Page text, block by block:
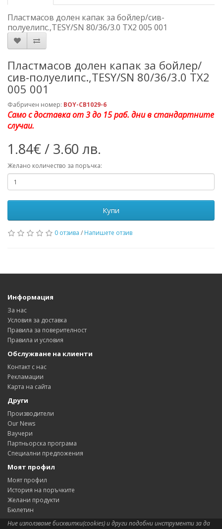
Пластмасов долен капак за бойлер/сив-
полуелипс.,TESY/SN 80/36/3.0 TX2 005 001
Пластмасов долен капак за бойлер/
сив-полуелипс.,TESY/SN 80/36/3.0 TX2
005 001
Фабричен номер: BOY-CB1029-6
Само с доставка от 3 до 15 раб. дни в стандартните
случаи.
1.84€ / 3.60 лв.
Желано количество за поръчка:
Купи
0 отзива / Напишете отзив
Информация
За нас
Условия за доставка
Правила за поверителност
Правила и условия
Обслужване на клиенти
Контакт с нас
Рекламации
Карта на сайта
Други
Производители
Our News
Ваучери
Партньорска програма
Специални предложения
Моят профил
Моят профил
История на поръчките
Желани продукти
Бюлетин
Ние използваме бисквитки(cookies) и други подобни инструменти за да